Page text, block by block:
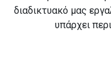
διαδικτυακό μας
υπάρχει